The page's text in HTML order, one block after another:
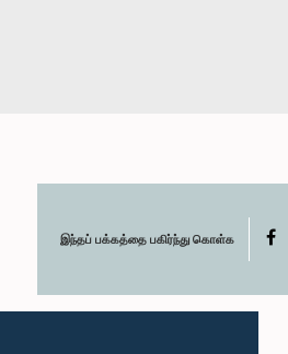
இந்தப் பக்கத்தை பகிர்ந்து கொள்க